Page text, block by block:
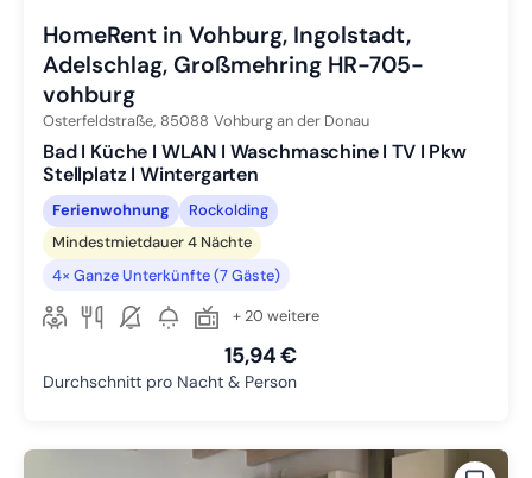
HomeRent in Vohburg, Ingolstadt,
Adelschlag, Großmehring HR-705-
vohburg
Osterfeldstraße, 85088 Vohburg an der Donau
Bad I Küche I WLAN I Waschmaschine I TV I Pkw
Stellplatz I Wintergarten
Ferienwohnung
Rockolding
Mindestmietdauer 4 Nächte
4× Ganze Unterkünfte (7 Gäste)
+ 20 weitere
15,94 €
Durchschnitt pro Nacht & Person